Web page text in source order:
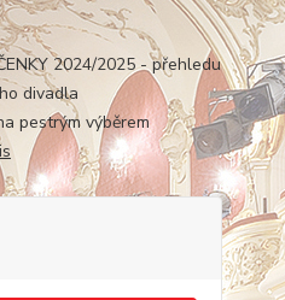
2024/2025 - přehledu
divadla
pestrým výběrem